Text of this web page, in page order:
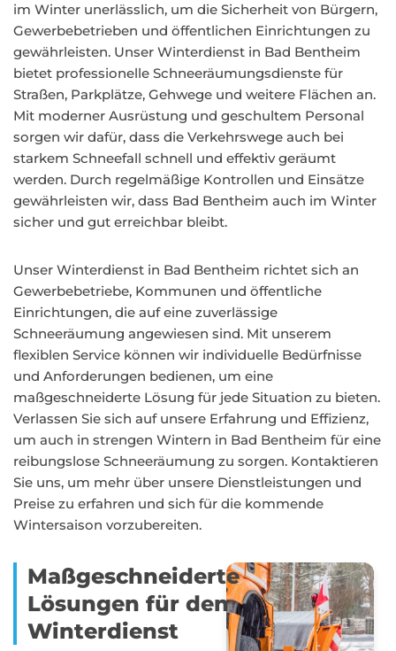
im Winter unerlässlich, um die Sicherheit von Bürgern,
Gewerbebetrieben und öffentlichen Einrichtungen zu
gewährleisten. Unser Winterdienst in Bad Bentheim
bietet professionelle Schneeräumungsdienste für
Straßen, Parkplätze, Gehwege und weitere Flächen an.
Mit moderner Ausrüstung und geschultem Personal
sorgen wir dafür, dass die Verkehrswege auch bei
starkem Schneefall schnell und effektiv geräumt
werden. Durch regelmäßige Kontrollen und Einsätze
gewährleisten wir, dass Bad Bentheim auch im Winter
sicher und gut erreichbar bleibt.
Unser Winterdienst in Bad Bentheim richtet sich an
Gewerbebetriebe, Kommunen und öffentliche
Einrichtungen, die auf eine zuverlässige
Schneeräumung angewiesen sind. Mit unserem
flexiblen Service können wir individuelle Bedürfnisse
und Anforderungen bedienen, um eine
maßgeschneiderte Lösung für jede Situation zu bieten.
Verlassen Sie sich auf unsere Erfahrung und Effizienz,
um auch in strengen Wintern in Bad Bentheim für eine
reibungslose Schneeräumung zu sorgen. Kontaktieren
Sie uns, um mehr über unsere Dienstleistungen und
Preise zu erfahren und sich für die kommende
Wintersaison vorzubereiten.
Maßgeschneiderte
Lösungen für den
Winterdienst